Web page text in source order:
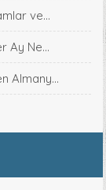
ve...
Ay Ne...
Almany...